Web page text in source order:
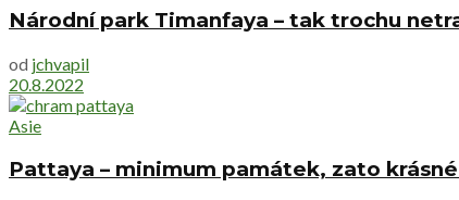
Národní park Timanfaya – tak trochu
od jchvapil
20.8.2022
Asie
Pattaya – minimum památek, zato